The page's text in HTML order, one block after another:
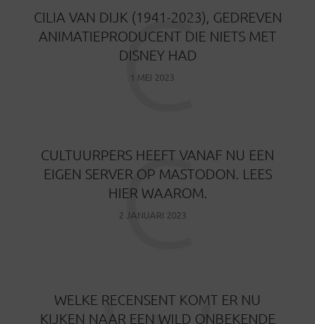
CILIA VAN DIJK (1941-2023), GEDREVEN
ANIMATIEPRODUCENT DIE NIETS MET
DISNEY HAD
1 MEI 2023
C
CULTUURPERS HEEFT VANAF NU EEN
EIGEN SERVER OP MASTODON. LEES
HIER WAAROM.
2 JANUARI 2023
C
WELKE RECENSENT KOMT ER NU
KIJKEN NAAR EEN WILD ONBEKENDE